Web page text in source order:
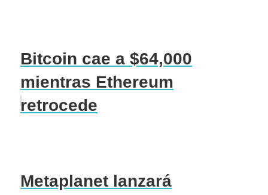
Bitcoin cae a $64,000
mientras Ethereum
retrocede
Metaplanet lanzará